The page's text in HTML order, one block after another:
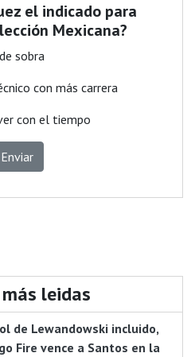
el indicado para
Mexicana?
sobra
con más carrera
con el tiempo
Enviar
leidas
de Lewandowski incluido,
Fire vence a Santos en la